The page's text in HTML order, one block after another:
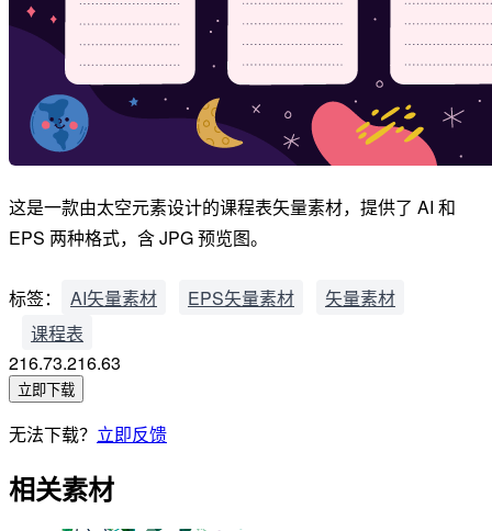
这是一款由太空元素设计的课程表矢量素材，提供了 AI 和
EPS 两种格式，含 JPG 预览图。
标签： AI矢量素材 EPS矢量素材
矢量素材
课程表
216.73.216.63
立即下载
无法下载？ 立即反馈
相关素材